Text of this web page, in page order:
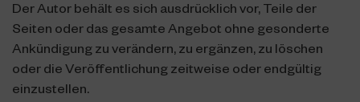
Der Autor behält es sich ausdrücklich vor, Teile der
Seiten oder das gesamte Angebot ohne gesonderte
Ankündigung zu verändern, zu ergänzen, zu löschen
oder die Veröffentlichung zeitweise oder endgültig
einzustellen.